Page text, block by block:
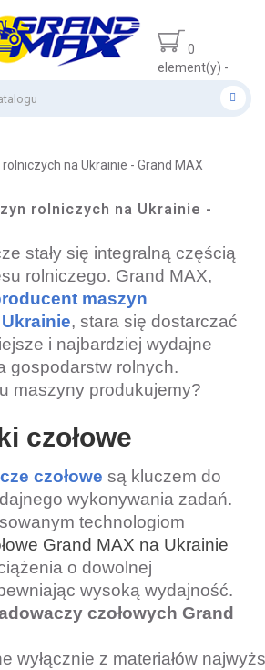
0
element(y) -
na Ukrainie - Grand MAX
rolniczych na Ukrainie -
stały się integralną częścią
rolniczego. Grand MAX,
maszyn
, stara się dostarczać
i najbardziej wydajne
gospodarstw rolnych.
maszyny produkujemy?
czołowe
czołowe są kluczem do
wykonywania zadań.
technologiom
Grand MAX na Ukrainie
o dowolnej
wysoką wydajność.
czołowych Grand
wyłącznie z materiałów